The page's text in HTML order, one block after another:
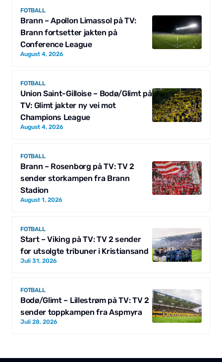
FOTBALL
Brann – Apollon Limassol på TV:
Brann fortsetter jakten på
Conference League
August 4, 2026
FOTBALL
Union Saint-Gilloise – Bodø/Glimt på
TV: Glimt jakter ny vei mot
Champions League
August 4, 2026
FOTBALL
Brann – Rosenborg på TV: TV 2
sender storkampen fra Brann
Stadion
August 1, 2026
FOTBALL
Start – Viking på TV: TV 2 sender
for utsolgte tribuner i Kristiansand
Juli 31, 2026
FOTBALL
Bodø/Glimt – Lillestrøm på TV: TV 2
sender toppkampen fra Aspmyra
Juli 28, 2026